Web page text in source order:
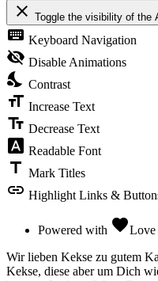
close Toggle the visibility of the
keyboard Keyboard Navigation
visibility_off Disable Animations
nights_stay Contrast
format_size Increase Text
text_fields Decrease Text
font_download Readable Font
title Mark Titles
link Highlight Links &
Powered with favoriteLove
Wir lieben Kekse zu gutem
Kekse, diese aber um Dich